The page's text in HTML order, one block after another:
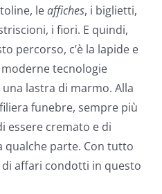
leaffiches, i biglietti,
i fiori. E quindi,
percorso, c’è la lapide e
tecnologie
lastra di marmo. Alla
funebre, sempre più
essere cremato e di
qualche parte. Con tutto
affari condotti in questo